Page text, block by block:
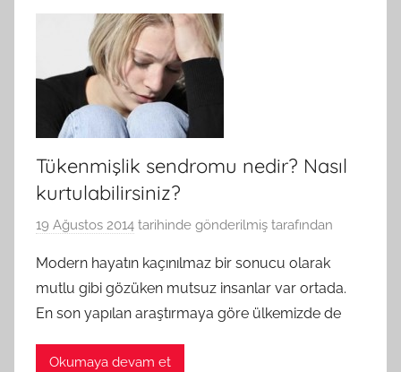
Tükenmişlik sendromu nedir? Nasıl
kurtulabilirsiniz?
19 Ağustos 2014 tarihinde gönderilmiş tarafından
Modern hayatın kaçınılmaz bir sonucu olarak
mutlu gibi gözüken mutsuz insanlar var ortada.
En son yapılan araştırmaya göre ülkemizde de
Okumaya devam et